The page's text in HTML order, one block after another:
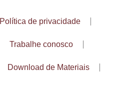
Política de privacidade
Trabalhe conosco
Download de Materiais